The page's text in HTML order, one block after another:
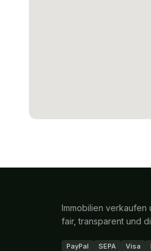
Immobilien verkaufen
fair, transparent und
PayPal SEPA Visa